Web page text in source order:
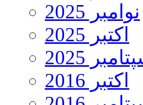
نوامبر 2025
اکتبر 2025
2025
اکتبر 2016